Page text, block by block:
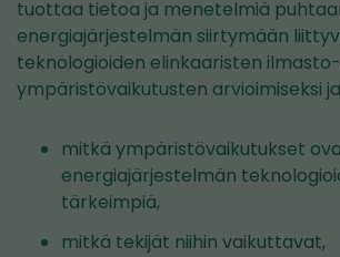
tuottaa tietoa ja menetelmiä
energiajärjestelmän siirtymään
teknologioiden elinkaaristen
ympäristövaikutusten arvioimiseksi
mitkä ympäristövaikutukset
energiajärjestelmän
tärkeimpiä,
mitkä tekijät niihin vaikuttavat,